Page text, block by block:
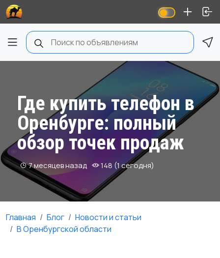
Где купить телефон в
Оренбурге: полный
обзор точек продаж
7 месяцев назад 148 (1 сегодня)
Главная Блог
Новости и статьи
В Оренбургской области